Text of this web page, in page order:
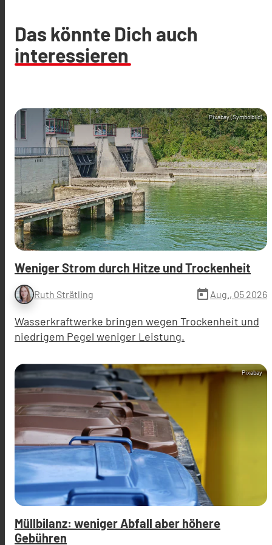
Das könnte Dich auch
interessieren
Pixabay (Symbolbild)
Weniger Strom durch Hitze und Trockenheit
Ruth Strätling today Aug., 05 2026
Wasserkraftwerke bringen wegen Trockenheit und
niedrigem Pegel weniger Leistung.
Pixabay
Müllbilanz: weniger Abfall aber höhere
Gebühren